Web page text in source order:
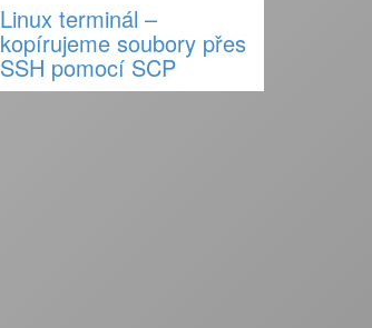
Linux terminál –
kopírujeme soubory přes
SSH pomocí SCP